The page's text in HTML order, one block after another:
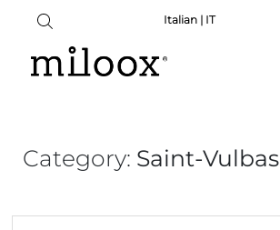
Italian | IT
Category: Saint-Vulbas